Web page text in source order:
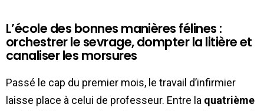
L’école des bonnes manières félines :
orchestrer le sevrage, dompter la litière et
canaliser les morsures
Passé le cap du premier mois, le travail d’infirmier
laisse place à celui de professeur. Entre la quatrième